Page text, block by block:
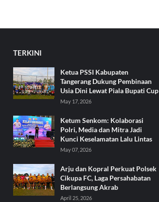
TERKINI
Ketua PSSI Kabupaten
Tangerang Dukung Pembinaan
Usia Dini Lewat Piala Bupati Cup
May 17, 2026
Ketum Senkom: Kolaborasi
Polri, Media dan Mitra Jadi
Kunci Keselamatan Lalu Lintas
May 07, 2026
Arju dan Kopral Perkuat Polsek
Cikupa FC, Laga Persahabatan
Berlangsung Akrab
April 25, 2026